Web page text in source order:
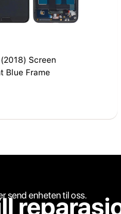
Screen
Blue Frame
send enheten til oss.